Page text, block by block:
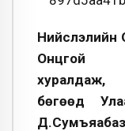
Нийслэлийн
Онцгой
хуралдаж,
бөгөөд